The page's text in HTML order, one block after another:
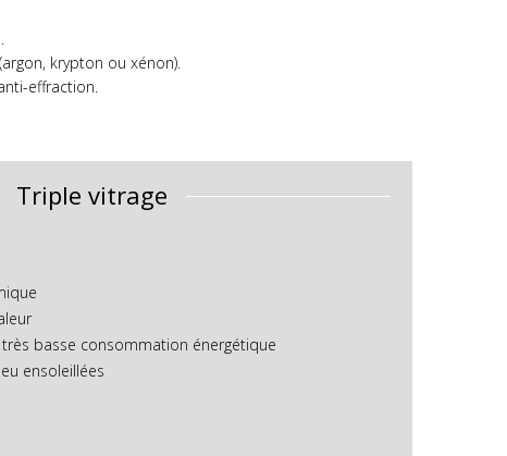
krypton ou xénon).
effraction.
Triple vitrage
basse consommation énergétique
ensoleillées